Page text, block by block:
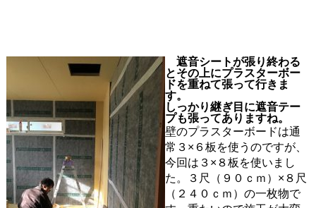
遮音シートが張り終わる
とその上にプラスターボー
ドを重ねて張って行きま
す。
しっかり継ぎ目に遮音テー
プも張ってありますね。
壁のプラスターボードは通
常３×６板を使うのですが、
今回は３×８板を使いまし
た。３尺（９０ｃｍ）×８尺
（２４０ｃｍ）の一枚物で